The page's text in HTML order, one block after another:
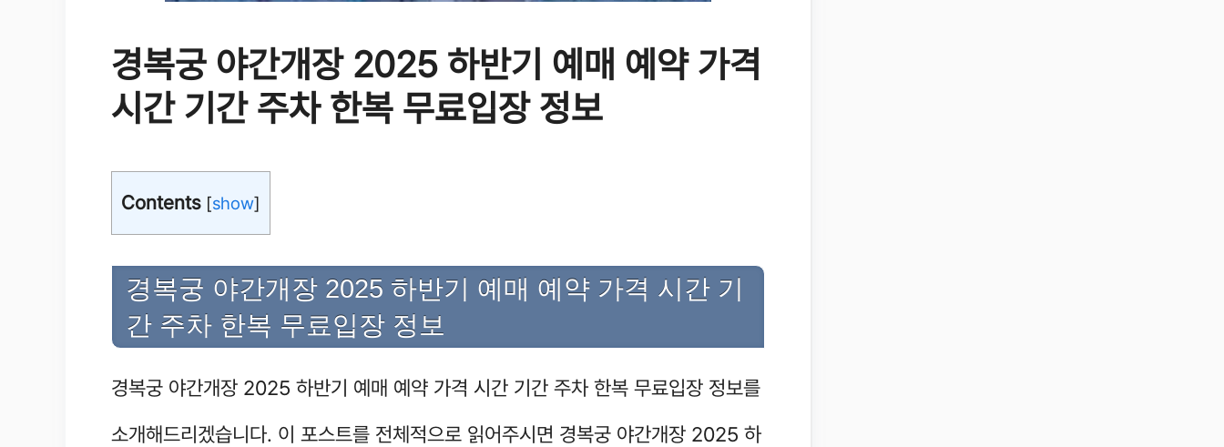
경복궁 야간개장 2025 하반기 예매 예약 가격
시간 기간 주차 한복 무료입장 정보
Contents [show]
경복궁 야간개장 2025 하반기 예매 예약 가격 시간 기
간 주차 한복 무료입장 정보
경복궁 야간개장 2025 하반기 예매 예약 가격 시간 기간 주차 한복 무료입장 정보를
소개해드리겠습니다. 이 포스트를 전체적으로 읽어주시면 경복궁 야간개장 2025 하